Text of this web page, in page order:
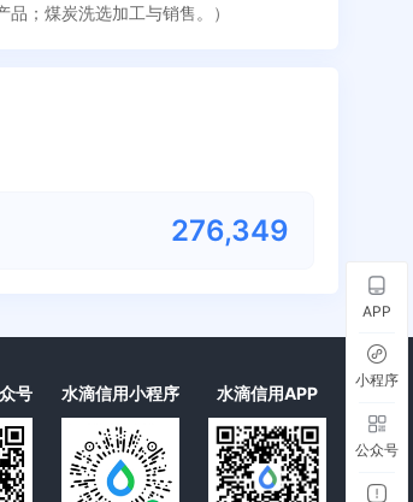
；煤炭洗选加工与销售。）
276,349
号 水滴信用小程序 水滴信用APP
APP
小程序
公众号